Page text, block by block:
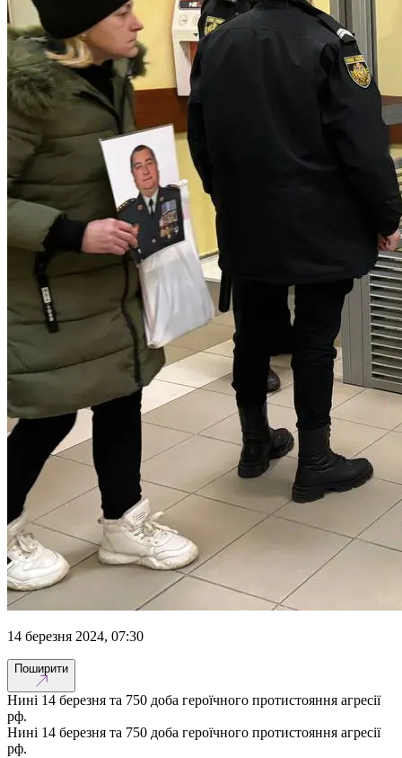
14 березня 2024, 07:30
Поширити
Нині 14 березня та 750 доба героїчного протистояння агресії
рф.
Нині 14 березня та 750 доба героїчного протистояння агресії
рф.